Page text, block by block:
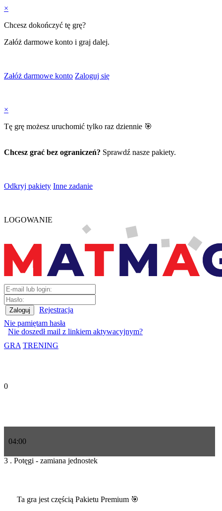
×
Chcesz dokończyć tę grę?
Załóż darmowe konto i graj dalej.
Załóż darmowe konto Zaloguj się
×
Tę grę możesz uruchomić tylko raz dziennie 🎯
Chcesz grać bez ograniczeń? Sprawdź nasze pakiety.
Odkryj pakiety Inne zadanie
LOGOWANIE
Rejestracja
Nie pamiętam hasła
Nie doszedł mail z linkiem aktywacyjnym?
GRA TRENING
0
04:00
3 . Potęgi - zamiana jednostek
Ta gra jest częścią Pakietu Premium 🎯